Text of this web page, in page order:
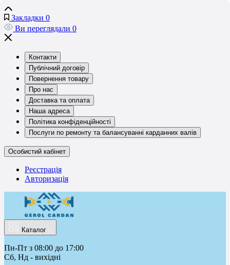
Закладки 0
Ви переглядали 0
Контакти
Публічний договір
Повернення товару
Про нас
Доставка та оплата
Наша адреса
Політика конфіденційності
Послуги по ремонту та балансуванні карданних валів
Особистий кабінет
Реєстрація
Авторизація
Каталог
Пн-Пт з 08:00 до 17:00
Сб, Нд - вихідні